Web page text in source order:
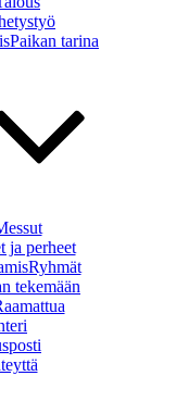
tarina
ja perheet
tekemään